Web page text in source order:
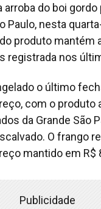
arroba do boi
Paulo, nesta
produto mantém
registrada nos
o último
com o produto
da Grande São
O frango
mantido em R$
Publicidade